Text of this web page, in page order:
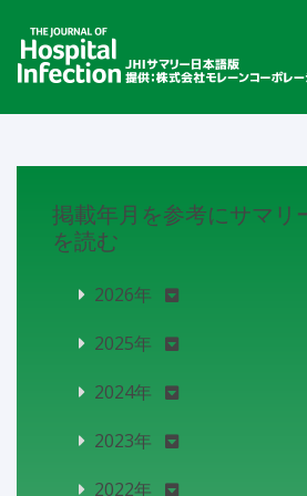
掲載年月を参考にサマリ
を読む
2026年
2025年
2024年
2023年
2022年